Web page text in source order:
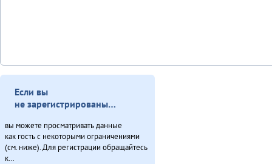
Если вы
не зарегистрированы…
вы можете просматривать данные
как гость с некоторыми ограничениями
(см. ниже). Для регистрации обращайтесь
к…